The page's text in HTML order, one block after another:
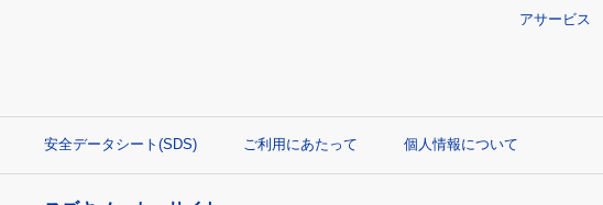
アサービス
安全データシート(SDS) ご利用にあたって 個人情報について